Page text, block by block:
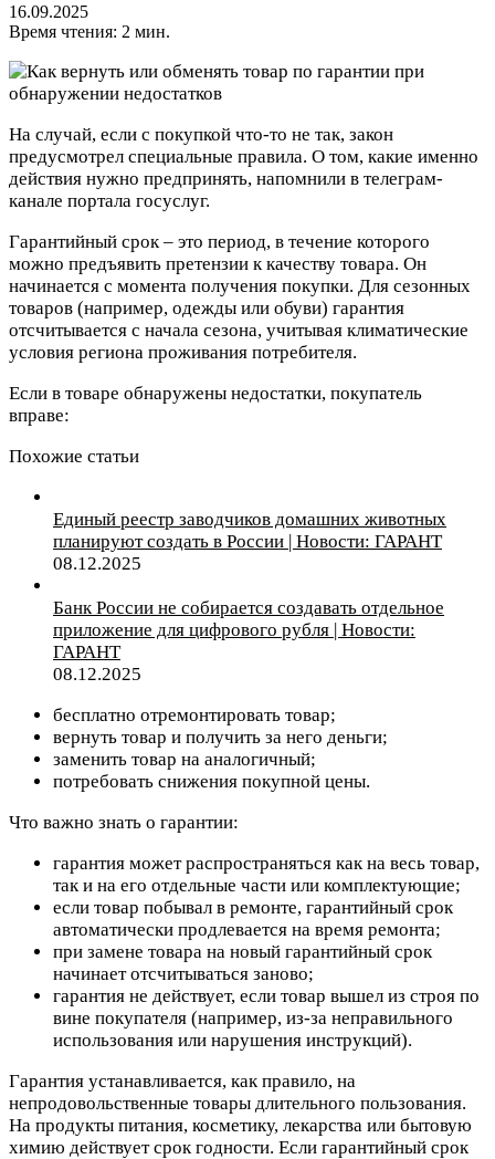
16.09.2025
Время чтения: 2 мин.
На случай, если с покупкой что-то не так, закон
предусмотрел специальные правила. О том, какие именно
действия нужно предпринять, напомнили в телеграм-
канале портала госуслуг.
Гарантийный срок – это период, в течение которого
можно предъявить претензии к качеству товара. Он
начинается с момента получения покупки. Для сезонных
товаров (например, одежды или обуви) гарантия
отсчитывается с начала сезона, учитывая климатические
условия региона проживания потребителя.
Если в товаре обнаружены недостатки, покупатель
вправе:
Похожие статьи
Единый реестр заводчиков домашних животных
планируют создать в России | Новости: ГАРАНТ
08.12.2025
Банк России не собирается создавать отдельное
приложение для цифрового рубля | Новости:
ГАРАНТ
08.12.2025
бесплатно отремонтировать товар;
вернуть товар и получить за него деньги;
заменить товар на аналогичный;
потребовать снижения покупной цены.
Что важно знать о гарантии:
гарантия может распространяться как на весь товар,
так и на его отдельные части или комплектующие;
если товар побывал в ремонте, гарантийный срок
автоматически продлевается на время ремонта;
при замене товара на новый гарантийный срок
начинает отсчитываться заново;
гарантия не действует, если товар вышел из строя по
вине покупателя (например, из-за неправильного
использования или нарушения инструкций).
Гарантия устанавливается, как правило, на
непродовольственные товары длительного пользования.
На продукты питания, косметику, лекарства или бытовую
химию действует срок годности. Если гарантийный срок